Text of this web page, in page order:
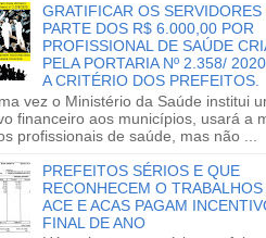
GRATIFICAR OS SERVIDORES
PARTE DOS R$ 6.000,00 POR
PROFISSIONAL DE SAÚDE
PELA PORTARIA Nº 2.358/
A CRITÉRIO DOS PREFEITOS.
vez o Ministério da Saúde institui
financeiro aos municípios, usará a
profissionais de saúde, mas não ...
PREFEITOS SÉRIOS E QUE
RECONHECEM O TRABALHOS
ACE E ACAS PAGAM
FINAL DE ANO